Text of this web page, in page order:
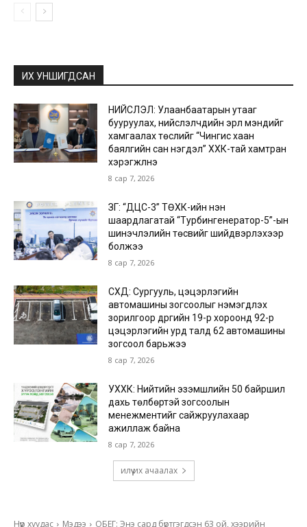
ИХ УНШИГДСАН
НИЙСЛЭЛ: Улаанбаатарын утааг
бууруулах, нийслэлчүүдийн эрүүл мэндийг
хамгаалах төслийг “Чингис хаан
баялгийн сан нэгдэл” ХХК-тай хамтран
хэрэгжүүлнэ
8 сар 7, 2026
ЗГ: “ДЦС-3” ТӨХК-ийн нэн
шаардлагатай “Турбингенератор-5”-ын
шинэчлэлийн төсвийг шийдвэрлэхээр
болжээ
8 сар 7, 2026
СХД: Сургууль, цэцэрлэгийн
автомашины зогсоолыг нэмэгдүүлэх
зорилгоор дүүргийн 19-р хороонд 92-р
цэцэрлэгийн урд талд 62 автомашины
зогсоол барьжээ
8 сар 7, 2026
УХХК: Нийтийн эзэмшлийн 50 байршил
дахь төлбөртэй зогсоолын
менежментийг сайжруулахаар
ажиллаж байна
8 сар 7, 2026
илүү их ачаалах